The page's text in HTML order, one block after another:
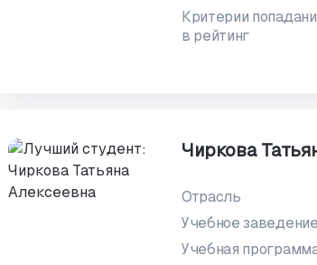
Критерии
в рейтинг
Чиркова
Отрасль
Учебное заведение
Учебная